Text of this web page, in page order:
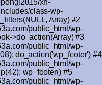
xn-
class-wp-
Array) #2
public_html/wp-
>do_action(Array) #3
public_html/wp-
do_action('wp_footer') #4
public_html/wp-
wp_footer() #5
public_html/wp-